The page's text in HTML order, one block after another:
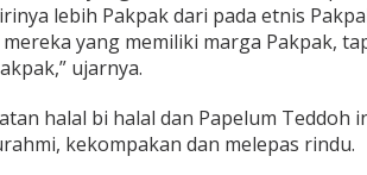
lebih Pakpak dari pada etnis
yang memiliki marga Pakpak,
ujarnya.
halal bi halal dan Papelum Teddoh
kekompakan dan melepas rindu.